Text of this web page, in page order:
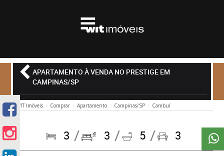
APARTAMENTO À VENDA NO PRESTIGE EM
CAMPINAS/SP
WIT Imóveis Comprar Apartamento Campinas/SP Cambuí
3 3 5 3